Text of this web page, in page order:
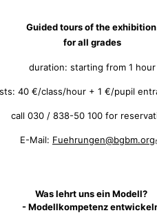
Guided tours of the exhibition
for all grades
duration: starting from 1 hour
40 €/class/hour + 1 €/pupil
call 030 / 838-50 100 for
E-Mail: Fuehrungen@bgbm.org
Was lehrt uns ein Modell?
- Modellkompetenz